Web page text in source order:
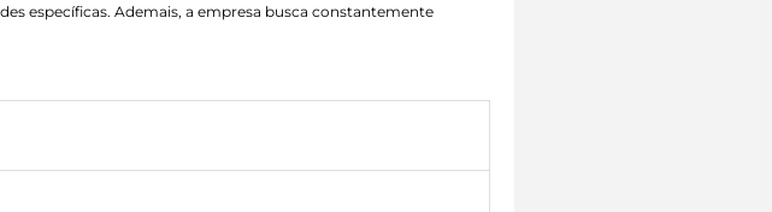
específicas. Ademais, a empresa busca constantemente